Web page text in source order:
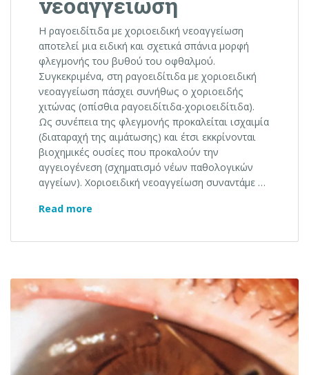
Η ραγοειδίτιδα με χοριοειδική νεοαγγείωση
αποτελεί μια ειδική και σχετικά σπάνια μορφή
φλεγμονής του βυθού του οφθαλμού.
Συγκεκριμένα, στη ραγοειδίτιδα με χοριοειδική
νεοαγγείωση πάσχει συνήθως ο χοριοειδής
χιτώνας (οπίσθια ραγοειδίτιδα-χοριοειδίτιδα).
Ως συνέπεια της φλεγμονής προκαλείται ισχαιμία
(διαταραχή της αιμάτωσης) και έτσι εκκρίνονται
βιοχημικές ουσίες που προκαλούν την
αγγειογένεση (σχηματισμό νέων παθολογικών
αγγείων). Χοριοειδική νεοαγγείωση συναντάμε …
Read more